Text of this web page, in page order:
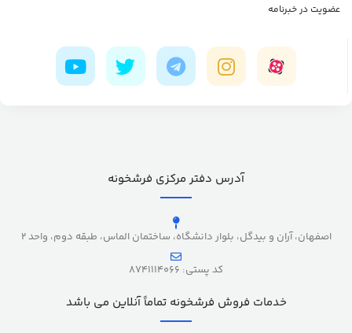
عضویت در خبرنامه
آدرس دفتر مرکزی فرشخونه
اصفهان، آران و بیدگل، بلوار دانشگاه، ساختمان الماس، طبقه دوم، واحد 2
کد پستی: 8741114066
خدمات فروش فرشخونه تماماً آنلاین می باشد